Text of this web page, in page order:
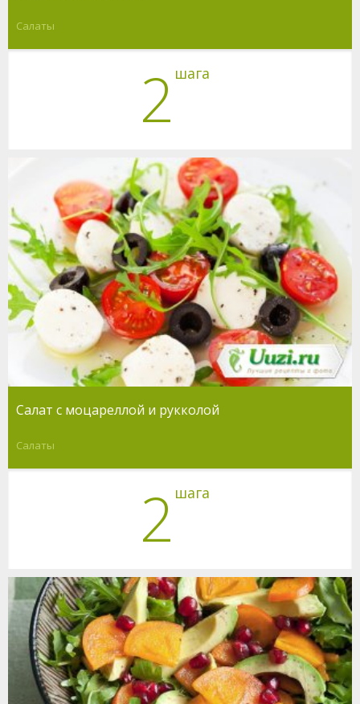
Салаты
2 шага
Салат с моцареллой и рукколой
Салаты
2 шага